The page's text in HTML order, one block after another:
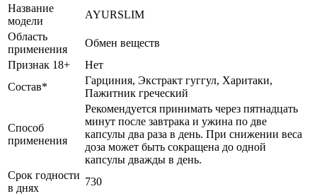
Название
модели
AYURSLIM
Область
применения
Обмен веществ
Признак 18+
Нет
Состав*
Гарциния, Экстракт гуггул, Харитаки,
Пажитник греческий
Способ
применения
Рекомендуется принимать через пятнадцать
минут после завтрака и ужина по две
капсулы два раза в день. При снижении веса
доза может быть сокращена до одной
капсулы дважды в день.
Срок годности
в днях
730